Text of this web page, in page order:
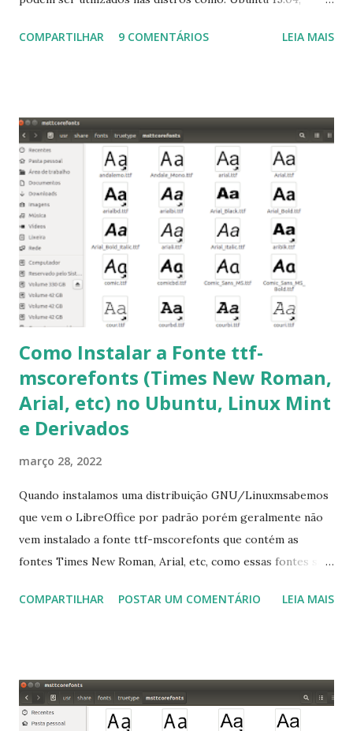
Linux Mint 17, Pinguy OS 14.04, Elementary OS 0.3, Deepin
para usuários iniciantes... 1- Atualizar a lista de pacotes: $
sudo apt-get update 2- Atualizar toda a distro: $ sudo apt-
get -f dist-upgrade ou update-manager -d -c 3- Instalar
pacotes: $ sudo apt-get install [nome do pacote] 4-
Procurar arquivos corrompidos: $ sudo apt-get check 5-
Corrigir problemas de dependências, concluir instalação de
pacotes pendentes e outros erros: $ sudo apt-get -f install
6- Se o comando sudo apt-get -f install nã...
COMPARTILHAR 9 COMENTÁRIOS LEIA MAIS
Como Instalar a Fonte ttf-
mscorefonts (Times New Roman,
Arial, etc) no Ubuntu, Linux Mint
e Derivados
março 28, 2022
Quando instalamos uma distribuição GNU/Linuxmsabemos
que vem o LibreOffice por padrão porém geralmente não
vem instalado a fonte ttf-mscorefonts que contém as
fontes Times New Roman, Arial, etc, como essas fontes são
a Associação Brasileira de Normas Técnicas (ABNT), exige
que contém essas fontes. Ao instalar o GNU/Linux abra o
terminal e execute o comando: $ sudo apt-get install ttf-
COMPARTILHAR POSTAR UM COMENTÁRIO LEIA MAIS